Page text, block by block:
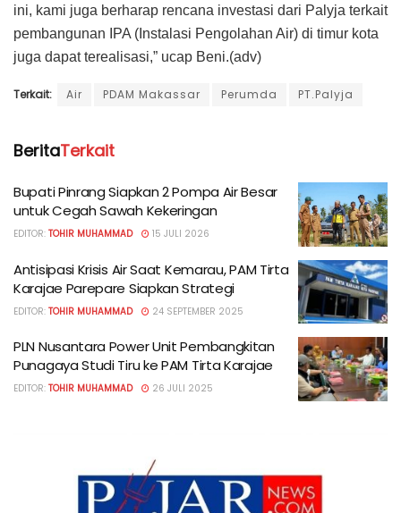
ini, kami juga berharap rencana investasi dari Palyja terkait
pembangunan IPA (Instalasi Pengolahan Air) di timur kota
juga dapat terealisasi,” ucap Beni.(adv)
Terkait: Air PDAM Makassar Perumda PT.Palyja
BeritaTerkait
Bupati Pinrang Siapkan 2 Pompa Air Besar
untuk Cegah Sawah Kekeringan
EDITOR: TOHIR MUHAMMAD 15 JULI 2026
Antisipasi Krisis Air Saat Kemarau, PAM Tirta
Karajae Parepare Siapkan Strategi
EDITOR: TOHIR MUHAMMAD 24 SEPTEMBER 2025
PLN Nusantara Power Unit Pembangkitan
Punagaya Studi Tiru ke PAM Tirta Karajae
EDITOR: TOHIR MUHAMMAD 26 JULI 2025